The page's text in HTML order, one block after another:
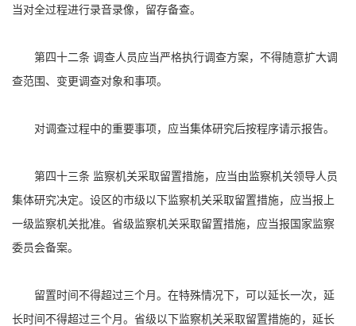
当对全过程进行录音录像，留存备查。
第四十二条 调查人员应当严格执行调查方案，不得随意扩大调
查范围、变更调查对象和事项。
对调查过程中的重要事项，应当集体研究后按程序请示报告。
第四十三条 监察机关采取留置措施，应当由监察机关领导人员
集体研究决定。设区的市级以下监察机关采取留置措施，应当报上
一级监察机关批准。省级监察机关采取留置措施，应当报国家监察
委员会备案。
留置时间不得超过三个月。在特殊情况下，可以延长一次，延
长时间不得超过三个月。省级以下监察机关采取留置措施的，延长